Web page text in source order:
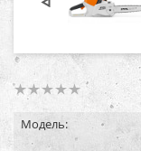
Модель: